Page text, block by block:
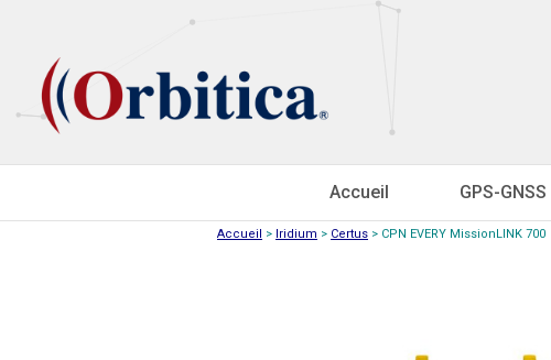
Accueil GPS-GNSS
Accueil > Iridium > Certus > CPN EVERY MissionLINK 700